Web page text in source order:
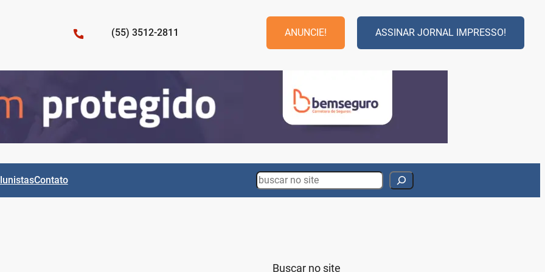
(55) 3512-2811 ANUNCIE! ASSINAR JORNAL IMPRESSO!
Contato Search
Buscar no site